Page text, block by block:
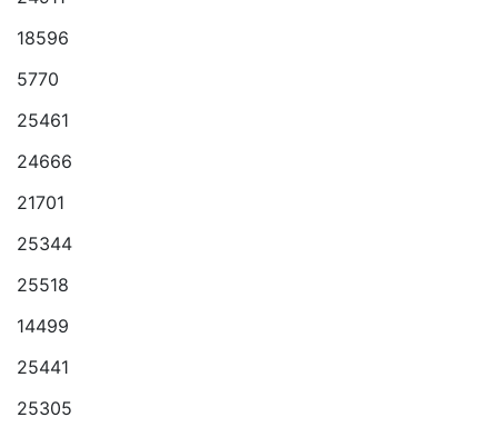
18596
5770
25461
24666
21701
25344
25518
14499
25441
25305